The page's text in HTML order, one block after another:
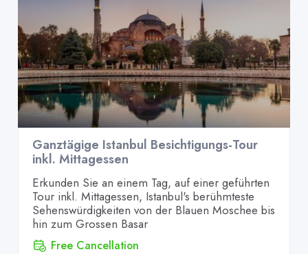
Ganztägige Istanbul Besichtigungs-Tour
inkl. Mittagessen
Erkunden Sie an einem Tag, auf einer geführten
Tour inkl. Mittagessen, Istanbul's berühmteste
Sehenswürdigkeiten von der Blauen Moschee bis
hin zum Grossen Basar
Free Cancellation